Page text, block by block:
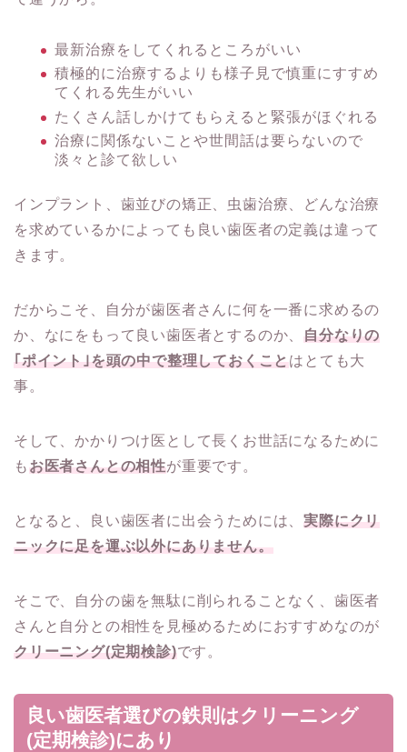
最新治療をしてくれるところがいい
積極的に治療するよりも様子見で慎重にすすめ
てくれる先生がいい
たくさん話しかけてもらえると緊張がほぐれる
治療に関係ないことや世間話は要らないので
淡々と診て欲しい
インプラント、歯並びの矯正、虫歯治療、どんな治療
を求めているかによっても良い歯医者の定義は違って
きます。
だからこそ、自分が歯医者さんに何を一番に求めるの
か、なにをもって良い歯医者とするのか、自分なりの
｢ポイント｣を頭の中で整理しておくことはとても大
事。
そして、かかりつけ医として長くお世話になるために
もお医者さんとの相性が重要です。
となると、良い歯医者に出会うためには、実際にクリ
ニックに足を運ぶ以外にありません。
そこで、自分の歯を無駄に削られることなく、歯医者
さんと自分との相性を見極めるためにおすすめなのが
クリーニング(定期検診)です。
良い歯医者選びの鉄則はクリーニング
(定期検診)にあり